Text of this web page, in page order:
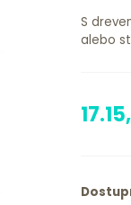
S
alebo